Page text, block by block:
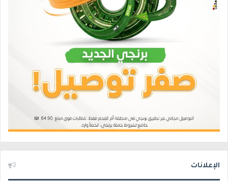
الإعلانات